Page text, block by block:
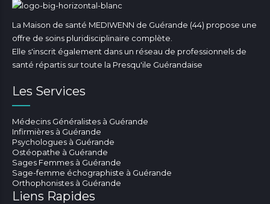
La Maison de santé MEDIWENN de Guérande (44) propose une
offre de soins pluridisciplinaire complète.
Elle s'inscrit également dans un réseau de professionnels de
santé répartis sur toute la Presqu'ile Guérandaise
Les Services
Médecins Généralistes à Guérande
Infirmières à Guérande
Psychologues à Guérande
Ostéopathe à Guérande
Sages Femmes à Guérande
Sage-femme échographiste à Guérande
Orthophonistes à Guérande
Liens Rapides